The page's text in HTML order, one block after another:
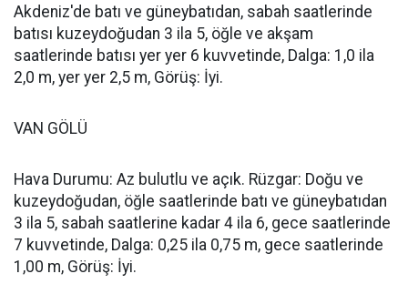
Akdeniz'de batı ve güneybatıdan, sabah saatlerinde
batısı kuzeydoğudan 3 ila 5, öğle ve akşam
saatlerinde batısı yer yer 6 kuvvetinde, Dalga: 1,0 ila
2,0 m, yer yer 2,5 m, Görüş: İyi.
VAN GÖLÜ
Hava Durumu: Az bulutlu ve açık. Rüzgar: Doğu ve
kuzeydoğudan, öğle saatlerinde batı ve güneybatıdan
3 ila 5, sabah saatlerine kadar 4 ila 6, gece saatlerinde
7 kuvvetinde, Dalga: 0,25 ila 0,75 m, gece saatlerinde
1,00 m, Görüş: İyi.